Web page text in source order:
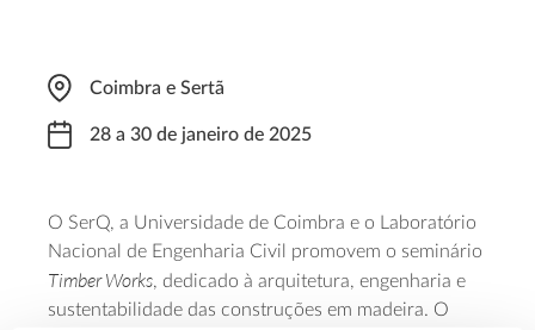
Coimbra e Sertã
28 a 30 de janeiro de 2025
O SerQ, a Universidade de Coimbra e o Laboratório
Nacional de Engenharia Civil promovem o seminário
Timber Works, dedicado à arquitetura, engenharia e
sustentabilidade das construções em madeira. O